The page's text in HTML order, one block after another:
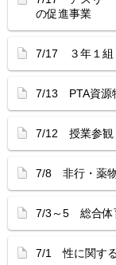
の促進事業
7/17 ３年１組
7/13 PTA資源
7/12 授業参
7/8 非行・薬
7/3～5 総合体
7/1 性に関す